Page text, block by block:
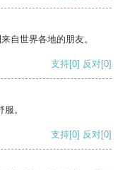
自世界各地的朋友。
支持[0] 反对[0]
。
支持[0] 反对[0]